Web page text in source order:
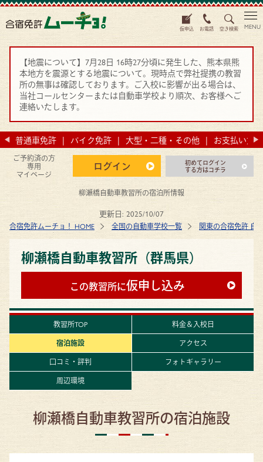
仮申込 お電話 空き検索
【地震について】7月28日 16時27分頃に発生した、熊本県熊
本地方を震源とする地震について。現時点で弊社提携の教習
所の無事は確認しております。ご入校に影響が出る場合は、
当社コールセンターまたは自動車学校より順次、お客様へご
連絡いたします。
普通車免許 バイク免許 大型・二種・その他 お支払い方法
ご予約済の方
専用
マイページ
ログイン
初めてログイン
する方はコチラ
MENU
柳瀬橋自動車教習所の宿泊所情報
更新日: 2025/10/07
合宿免許ムーチョ！ HOME 全国の自動車学校一覧 関東の合宿免許 自
柳瀬橋自動車教習所（群馬県）
この教習所に仮申し込み
教習所TOP
料金＆入校日
宿泊施設
アクセス
口コミ・評判
フォトギャラリー
周辺環境
柳瀬橋自動車教習所の宿泊施設